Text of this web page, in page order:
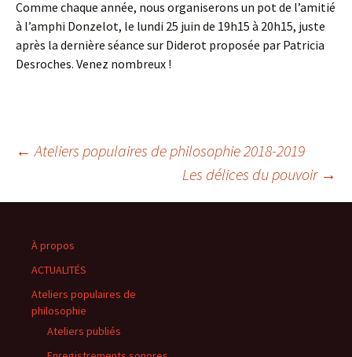
Comme chaque année, nous organiserons un pot de l’amitié
à l’amphi Donzelot, le lundi 25 juin de 19h15 à 20h15, juste
après la dernière séance sur Diderot proposée par Patricia
Desroches. Venez nombreux !
Navigation
des
articles
← Ateliers populaires de philosophie 2018-2019
Les délices du pouvoir →
À propos
ACTUALITÉS
Ateliers populaires de
philosophie
Ateliers publiés